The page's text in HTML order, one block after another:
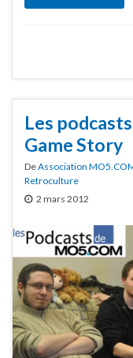
Les
Game Story
DeAssociation
Retroculture
2 mars 2012